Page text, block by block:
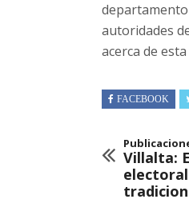
autoridades
acerca de
FACEBOOK
Villalta: